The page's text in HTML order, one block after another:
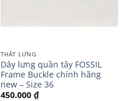
THẮT LƯNG
Dây lưng quần tây FOSSIL
Frame Buckle chính hãng
new – Size 36
450.000 ₫